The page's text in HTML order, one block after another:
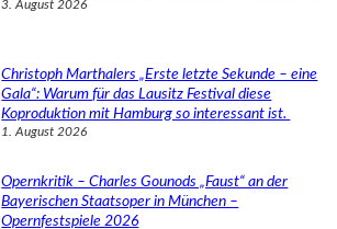
3. August 2026
Christoph Marthalers „Erste letzte Sekunde – eine
Gala“: Warum für das Lausitz Festival diese
Koproduktion mit Hamburg so interessant ist.
1. August 2026
Opernkritik – Charles Gounods „Faust“ an der
Bayerischen Staatsoper in München –
Opernfestspiele 2026